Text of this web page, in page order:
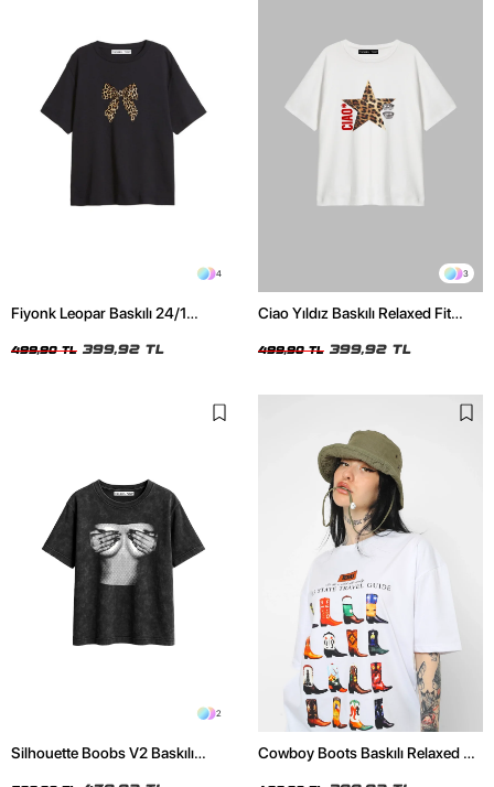
4
Fiyonk Leopar Baskılı 24/1
Tshirt
499,90 TL 399,92 TL
3
Ciao Yıldız Baskılı Relaxed Fit
499,90 TL 399,92 TL
2
Silhouette Boobs V2 Baskılı
Cowboy Boots Baskılı Relaxed Fit